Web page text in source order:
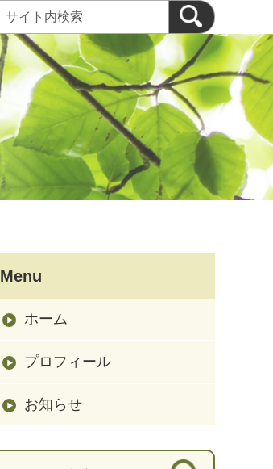
Menu
ホーム
プロフィール
お知らせ